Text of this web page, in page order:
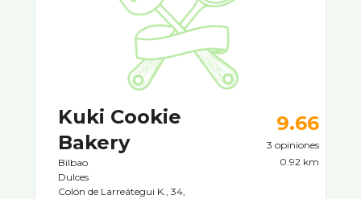
Kuki Cookie
Bakery
Bilbao
Dulces
Colón de Larreátegui K., 34,
9.66
3 opiniones
0.92 km